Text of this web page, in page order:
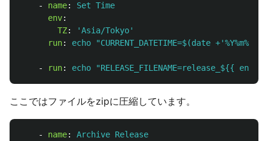
- name:
Set Time
env:
TZ: 'Asia/Tokyo'
run: echo "CURRENT_DATETIME=$(date +'%Y%m%d-
- run: echo "RELEASE_FILENAME=release_${{
ここではファイルをzipに圧縮しています。
- name:
Archive Release